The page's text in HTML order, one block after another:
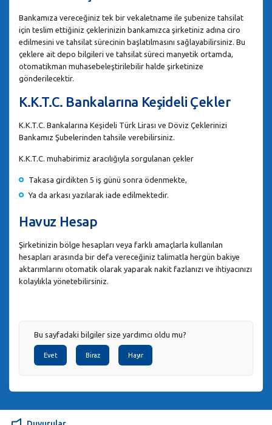
Bankamıza vereceğiniz tek bir vekaletname ile şubenize tahsilat
için teslim ettiğiniz çeklerinizin bankamızca şirketiniz adına ciro
edilmesini ve tahsilat sürecinin başlatılmasını sağlayabilirsiniz. Bu
çeklere ait depo bilgileri ve tahsilat süreci manyetik ortamda,
otomatikman muhasebeleştirilebilir halde şirketinize
gönderilecektir.
K.K.T.C. Bankalarına Keşideli Çekler
K.K.T.C. Bankalarına Keşideli Türk Lirası ve Döviz Çeklerinizi
Bankamız Şubelerinden tahsile verebilirsiniz.
K.K.T.C. muhabirimiz aracılığıyla sorgulanan çekler
Takasa girdikten 5 iş günü sonra ödenmekte,
Ya da arkası yazılarak iade edilmektedir.
Havuz Hesap
Şirketinizin bölge hesapları veya farklı amaçlarla kullanılan
hesapları arasında bir defa vereceğiniz talimatla hergün bakiye
aktarımlarını otomatik olarak yaparak nakit fazlanızı ve ihtiyacınızı
kolaylıkla yönetebilirsiniz.
Bu sayfadaki bilgiler size yardımcı oldu mu?
Evet Biraz Hayır